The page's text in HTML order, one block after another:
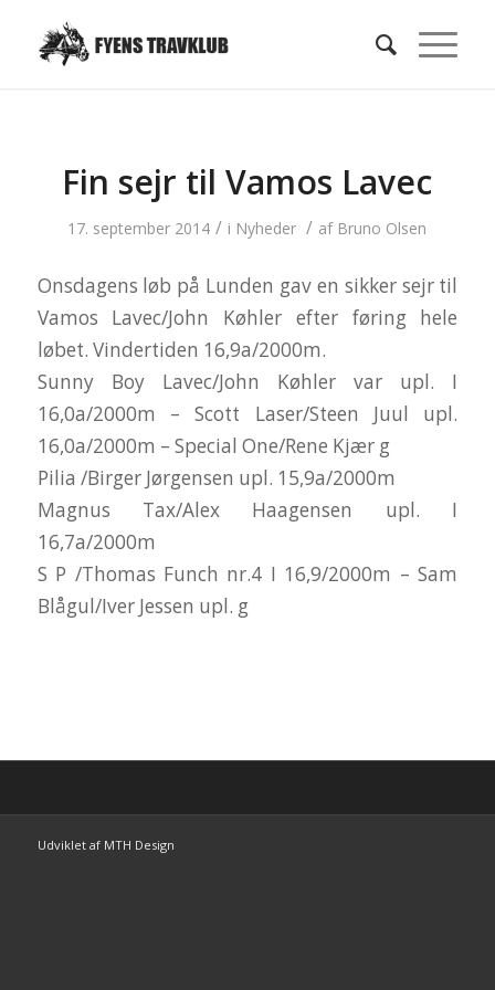
Fin sejr til Vamos Lavec
17. september 2014 / i Nyheder / af Bruno Olsen
Onsdagens løb på Lunden gav en sikker sejr til
Vamos Lavec/John Køhler efter føring hele
løbet. Vindertiden 16,9a/2000m.
Sunny Boy Lavec/John Køhler var upl. I
16,0a/2000m – Scott Laser/Steen Juul upl.
16,0a/2000m – Special One/Rene Kjær g
Pilia /Birger Jørgensen upl. 15,9a/2000m
Magnus Tax/Alex Haagensen upl. I
16,7a/2000m
S P /Thomas Funch nr.4 I 16,9/2000m – Sam
Blågul/Iver Jessen upl. g
Udviklet af MTH Design